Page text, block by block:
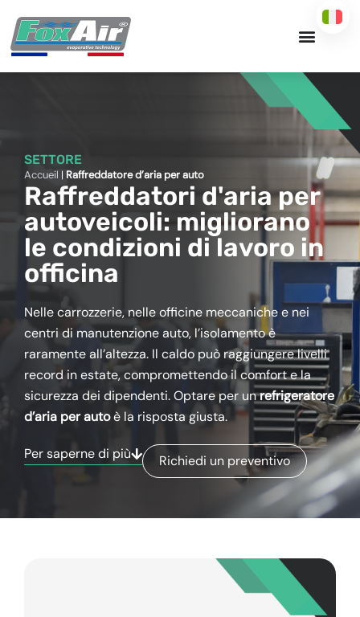
contenuto
SETTORE
Accueil | Raffreddatore d’aria per auto
Raffreddatori d'aria per
autoveicoli: migliorano
le condizioni di lavoro in
officina
Nelle carrozzerie, nelle officine meccaniche e nei
centri di manutenzione auto, l’isolamento è
raramente all’altezza. Il caldo può raggiungere livelli
record in estate, compromettendo il comfort e la
sicurezza dei dipendenti. Optare per unrefrigeratore
d’aria per autoè la risposta giusta.
Per saperne di più Richiedi un preventivo